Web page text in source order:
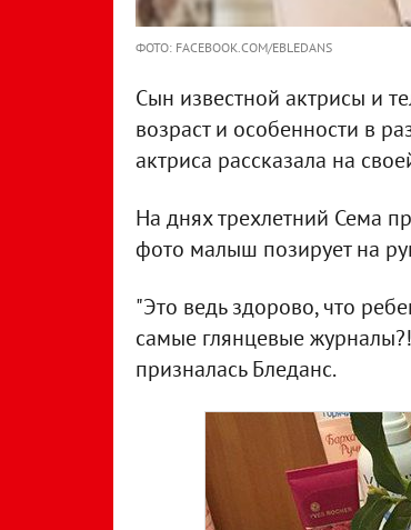
ФОТО: FACEBOOK.COM/EBLEDANS
Сын известной актрисы и
возраст и особенности в
актриса рассказала на
На днях трехлетний Сема
фото малыш позирует на
"Это ведь здорово, что
самые глянцевые
призналась Бледанс.